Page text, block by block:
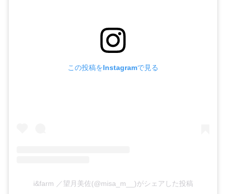
この投稿をInstagramで見る
i&farm ／望月美佐(@misa_m__)がシェアした投稿